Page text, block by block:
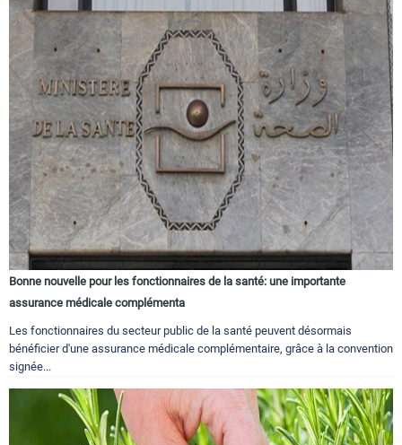
Bonne nouvelle pour les fonctionnaires de la santé: une importante
assurance médicale complémenta
Les fonctionnaires du secteur public de la santé peuvent désormais
bénéficier d'une assurance médicale complémentaire, grâce à la convention
signée...